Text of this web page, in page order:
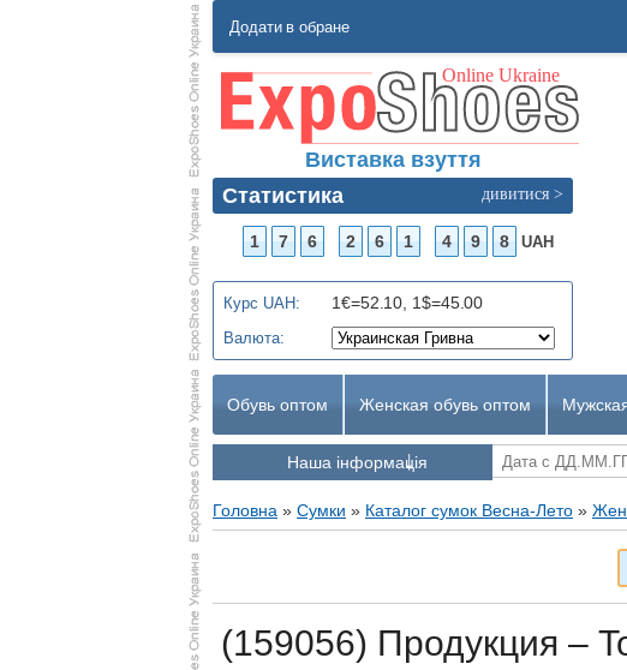
Додати в обране
Виставка взуття
Статистика
дивитися >
1 7 6 2 6 1 4 9 8 UAH
Курс UAH: 1€=52.10, 1$=45.00
Валюта:
Обувь оптом Женская обувь оптом
Наша інформація
Головна » Сумки » Каталог сумок Весна-Лето »
(159056) Продукция –